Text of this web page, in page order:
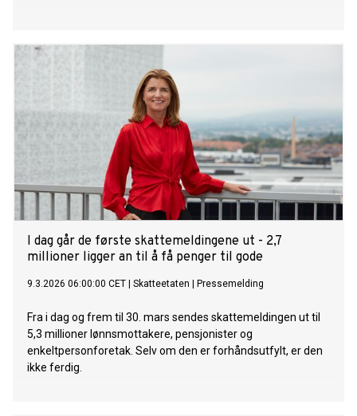
I dag går de første skattemeldingene ut - 2,7
millioner ligger an til å få penger til gode
9.3.2026 06:00:00 CET Skatteetaten Pressemelding
Fra i dag og frem til 30. mars sendes skattemeldingen ut til
5,3 millioner lønnsmottakere, pensjonister og
enkeltpersonforetak. Selv om den er forhåndsutfylt, er den
ikke ferdig.